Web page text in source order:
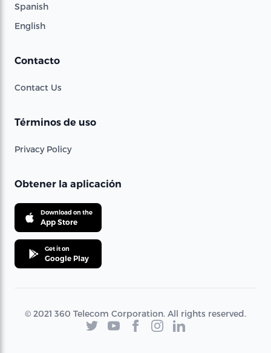
Spanish
English
Contacto
Contact Us
Términos de uso
Privacy Policy
Obtener la aplicación
Download on the
App Store
Get it on
Google Play
© 2021 360 Telecom Corporation. All rights reserved.